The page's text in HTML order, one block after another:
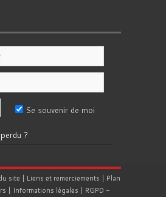
Se souvenir de moi
?
site | Liens et remerciements | Plan
| Informations légales | RGPD -